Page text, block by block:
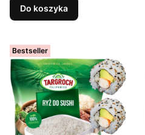
Do koszyka
Bestseller